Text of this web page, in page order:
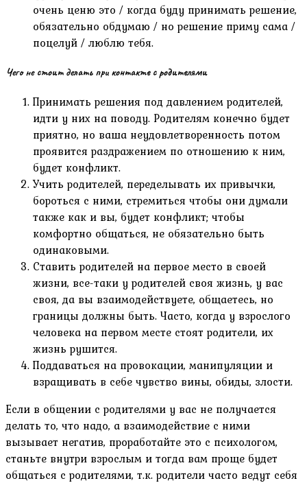
очень ценю это / когда буду принимать решение,
обязательно обдумаю / но решение приму сама /
поцелуй / люблю тебя.
Чего не стоит делать при контакте с родителями
Принимать решения под давлением родителей,
идти у них на поводу. Родителям конечно будет
приятно, но ваша неудовлетворенность потом
проявится раздражением по отношению к ним,
будет конфликт.
Учить родителей, переделывать их привычки,
бороться с ними, стремиться чтобы они думали
также как и вы, будет конфликт; чтобы
комфортно общаться, не обязательно быть
одинаковыми.
Ставить родителей на первое место в своей
жизни, все-таки у родителей своя жизнь, у вас
своя, да вы взаимодействуете, общаетесь, но
границы должны быть. Часто, когда у взрослого
человека на первом месте стоят родители, их
жизнь рушится.
Поддаваться на провокации, манипуляции и
взращивать в себе чувство вины, обиды, злости.
Если в общении с родителями у вас не получается
делать то, что надо, а взаимодействие с ними
вызывает негатив, проработайте это с психологом,
станьте внутри взрослым и тогда вам проще будет
общаться с родителями, т.к. родители часто ведут себя